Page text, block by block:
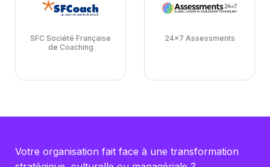
SFC Société Française
de Coaching
24x7 Assessments
Votre organisation fait face à une transformation